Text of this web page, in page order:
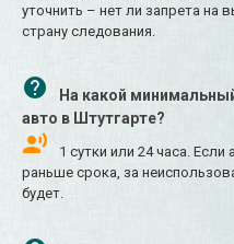
уточнить – нет ли запрета на
страну следования.
На какой
авто в Штутгарте?
1 сутки или 24 часа.
раньше срока, за
будет.